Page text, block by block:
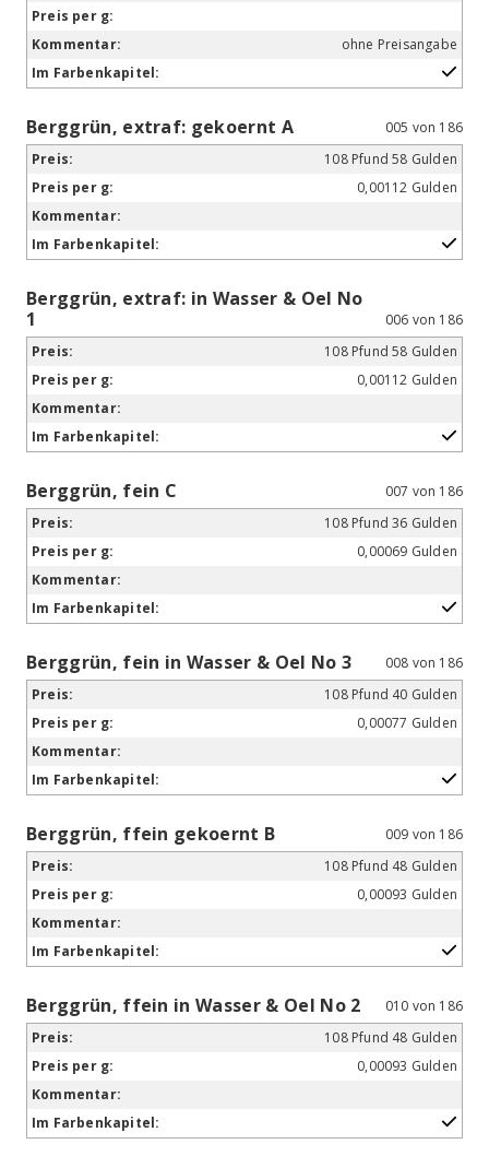
ohne Preisangabe
Berggrün, extraf: gekoernt A
005 von 186
108 Pfund 58 Gulden
0,00112 Gulden
Berggrün, extraf: in Wasser & Oel No
1
006 von 186
108 Pfund 58 Gulden
0,00112 Gulden
Berggrün, fein C
007 von 186
108 Pfund 36 Gulden
0,00069 Gulden
Berggrün, fein in Wasser & Oel No 3
008 von 186
108 Pfund 40 Gulden
0,00077 Gulden
Berggrün, ffein gekoernt B
009 von 186
108 Pfund 48 Gulden
0,00093 Gulden
Berggrün, ffein in Wasser & Oel No 2
010 von 186
108 Pfund 48 Gulden
0,00093 Gulden